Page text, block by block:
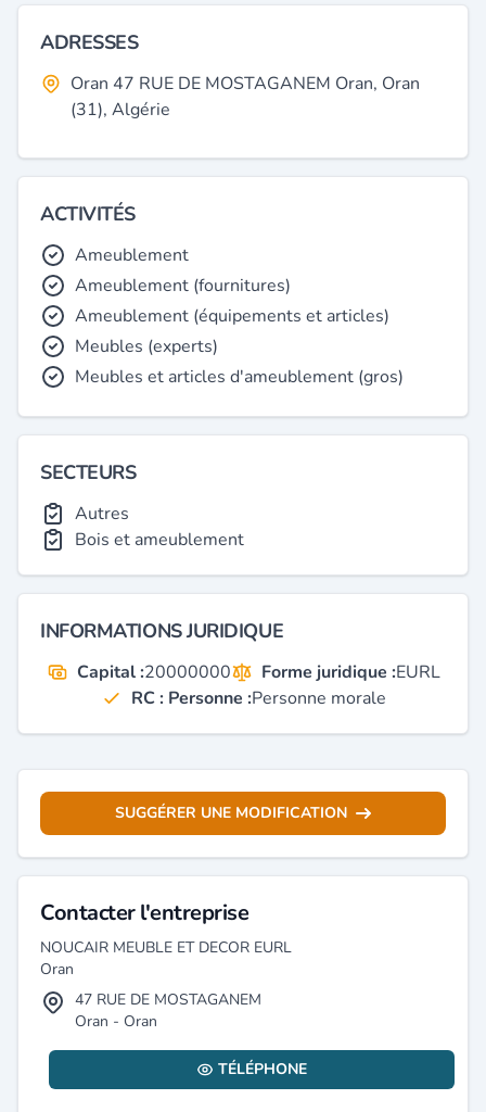
ADRESSES
Oran 47 RUE DE MOSTAGANEM Oran, Oran
(31), Algérie
ACTIVITÉS
Ameublement
Ameublement (fournitures)
Ameublement (équipements et articles)
Meubles (experts)
Meubles et articles d'ameublement (gros)
SECTEURS
Autres
Bois et ameublement
INFORMATIONS JURIDIQUE
Capital :20000000 Forme juridique :EURL
RC : Personne :Personne morale
SUGGÉRER UNE MODIFICATION
Contacter l'entreprise
NOUCAIR MEUBLE ET DECOR EURL
Oran
47 RUE DE MOSTAGANEM
Oran - Oran
TÉLÉPHONE